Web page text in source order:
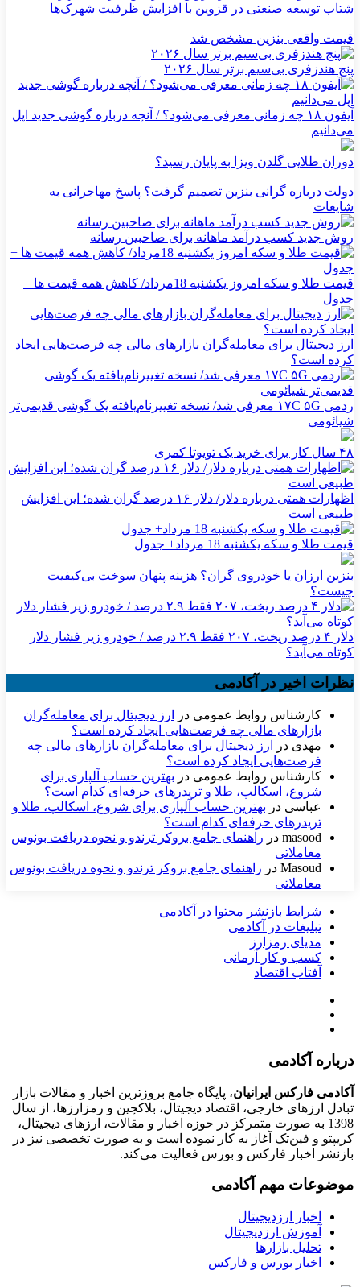
شتاب توسعه صنعتی در قزوین با افزایش ظرفیت شهرک‌ها
قیمت واقعی بنزین مشخص شد
پنج هندزفری بی‌سیم برتر سال ۲۰۲۶
آیفون ۱۸ چه زمانی معرفی می‌شود؟ / آنچه درباره گوشی جدید اپل
می‌دانیم
دوران طلایی گلدن ویزا به پایان رسید؟
دولت درباره گرانی بنزین تصمیم گرفت؟ پاسخ مهاجرانی به
شایعات
روش جدید کسب درآمد ماهانه برای صاحبین رسانه
قیمت طلا و سکه امروز یکشنبه 18مرداد/ کاهش همه قیمت ها +
جدول
ارز دیجیتال برای معامله‌گران بازارهای مالی چه فرصت‌هایی ایجاد
کرده است؟
ردمی ۱۷C ۵G معرفی شد/ نسخه تغییرنام‌یافته یک گوشی قدیمی‌تر
شیائومی
۴۸ سال کار برای خرید یک تویوتا کمری
اظهارات همتی درباره دلار/ دلار ۱۶ درصد گران شده؛ این افزایش
طبیعی است
قیمت طلا و سکه یکشنبه 18 مرداد+ جدول
بنزین ارزان یا خودروی گران؟ هزینه پنهان سوخت بی‌کیفیت
چیست؟
دلار ۴ درصد ریخت، ۲۰۷ فقط ۲.۹ درصد / خودرو زیر فشار دلار
کوتاه می‌آید؟
نظرات اخیر در آکادمی
کارشناس روابط عمومی در
ارز دیجیتال برای معامله‌گران
بازارهای مالی چه فرصت‌هایی ایجاد کرده است؟
مهدی در
ارز دیجیتال برای معامله‌گران بازارهای مالی چه
فرصت‌هایی ایجاد کرده است؟
کارشناس روابط عمومی در بهترین حساب آلپاری برای
شروع، اسکالپ، طلا و تریدرهای حرفه‌ای کدام است؟
عباسی در بهترین حساب آلپاری برای شروع، اسکالپ، طلا و
تریدرهای حرفه‌ای کدام است؟
masood در راهنمای جامع بروکر ترندو و نحوه دریافت بونوس
معاملاتی
Masoud در راهنمای جامع بروکر ترندو و نحوه دریافت بونوس
معاملاتی
شرایط بازنشر محتوا در آکادمی
تبلیغات در آکادمی
مدیای رمزارز
کسب و کار آرمانی
آفتاب اقتصاد
درباره آکادمی
آکادمی فارکس ایرانیان، پایگاه جامع بروزترین اخبار و مقالات بازار
تبادل ارزهای خارجی، اقتصاد دیجیتال، بلاکچین و رمزارزها، از سال
1398 به صورت متمرکز در حوزه اخبار و مقالات، ارزهای‌ دیجیتال،
کریپتو و فین‌تک آغاز به کار نموده است و به صورت تخصصی نیز در
بازنشر اخبار فارکس و بورس فعالیت می‌کند.
موضوعات مهم آکادمی
اخبار ارزدیجیتال
آموزش ارزدیجیتال
تحلیل بازارها
اخبار بورس و فارکس